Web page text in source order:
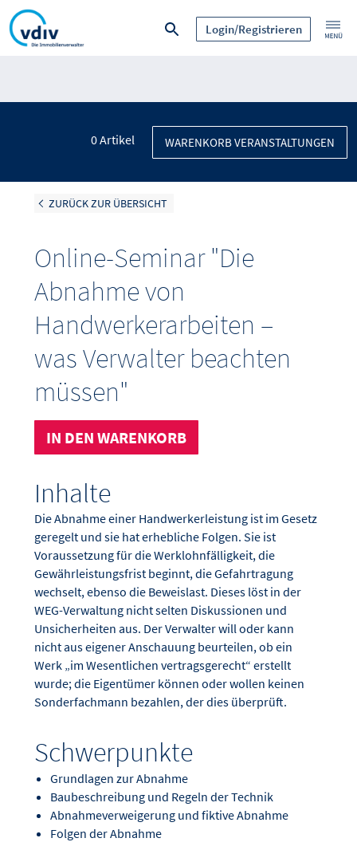
Login/Registrieren
0Artikel WARENKORB VERANSTALTUNGEN
ZURÜCK ZUR ÜBERSICHT
Online-Seminar "Die
Abnahme von
Handwerkerarbeiten –
was Verwalter beachten
müssen"
IN DEN WARENKORB
Inhalte
Die Abnahme einer Handwerkerleistung ist im Gesetz
geregelt und sie hat erhebliche Folgen. Sie ist
Voraussetzung für die Werklohnfälligkeit, die
Gewährleistungsfrist beginnt, die Gefahrtragung
wechselt, ebenso die Beweislast. Dieses löst in der
WEG-Verwaltung nicht selten Diskussionen und
Unsicherheiten aus. Der Verwalter will oder kann
nicht aus eigener Anschauung beurteilen, ob ein
Werk „im Wesentlichen vertragsgerecht“ erstellt
wurde; die Eigentümer können oder wollen keinen
Sonderfachmann bezahlen, der dies überprüft.
Schwerpunkte
Grundlagen zur Abnahme
Baubeschreibung und Regeln der Technik
Abnahmeverweigerung und fiktive Abnahme
Folgen der Abnahme